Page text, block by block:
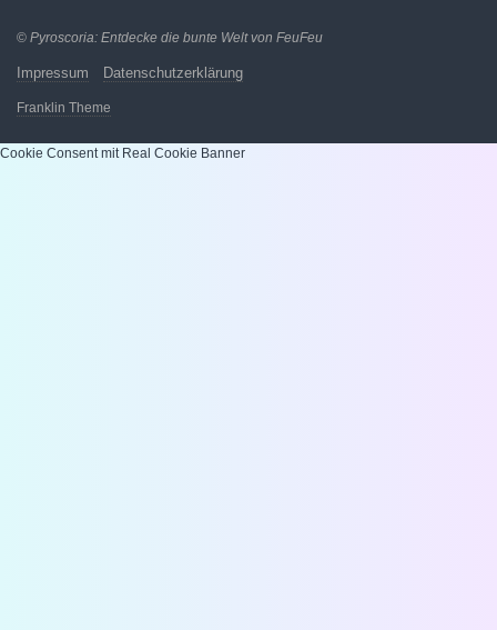
© Pyroscoria: Entdecke die bunte Welt von FeuFeu
Impressum Datenschutzerklärung
Franklin Theme
Cookie Consent mit Real Cookie Banner